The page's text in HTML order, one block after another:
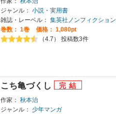
ジャンル： 小説・実用書
雑誌・レーベル： 集英社ノンフィクション
巻数： 1巻
価格： 1,080pt
（4.7） 投稿数3件
こち亀づくし
作家： 秋本治
ジャンル：
少年マンガ